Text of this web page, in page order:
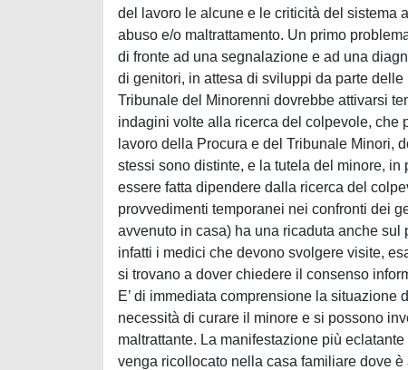
del lavoro le alcune e le criticità del sistema
abuso e/o maltrattamento. Un primo
di fronte ad una segnalazione e ad una
di genitori, in attesa di sviluppi da parte
Tribunale del Minorenni dovrebbe attivarsi
indagini volte alla ricerca del colpevole, che
lavoro della Procura e del Tribunale Minori,
stessi sono distinte, e la tutela del minore,
essere fatta dipendere dalla ricerca del
provvedimenti temporanei nei confronti dei
avvenuto in casa) ha una ricaduta anche
infatti i medici che devono svolgere visite,
si trovano a dover chiedere il consenso
E’ di immediata comprensione la
necessità di curare il minore e si possono
maltrattante. La manifestazione più
venga ricollocato nella casa familiare dove